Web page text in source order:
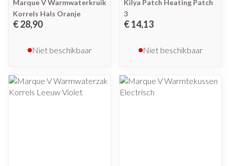
Marque V Warmwaterkruik
Korrels Hals Oranje
€ 28,90
Niet beschikbaar
Kilya Patch Heating Patch
3
€ 14,13
Niet beschikbaar